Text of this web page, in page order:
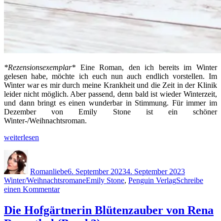
*Rezensionsexemplar* Eine Roman, den ich bereits im Winter
gelesen habe, möchte ich euch nun auch endlich vorstellen. Im
Winter war es mir durch meine Krankheit und die Zeit in der Klinik
leider nicht möglich. Aber passend, denn bald ist wieder Winterzeit,
und dann bringt es einen wunderbar in Stimmung. Für immer im
Dezember von Emily Stone ist ein schöner
Winter-/Weihnachtsroman.
„Für
im
Dezember
von
Emily
Stone“
weiterlesen
Romanliebe6. September 20234. September 2023
Winter/WeihnachtsromaneSchlagwörter
Emily Stone, Penguin VerlagSchreibe
einen Kommentarzu
immer
im
Die Hofgärtnerin Blütenzauber von Rena